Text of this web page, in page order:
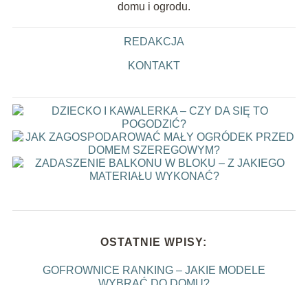
domu i ogrodu.
REDAKCJA
KONTAKT
OSTATNIE WPISY:
GOFROWNICE RANKING – JAKIE MODELE